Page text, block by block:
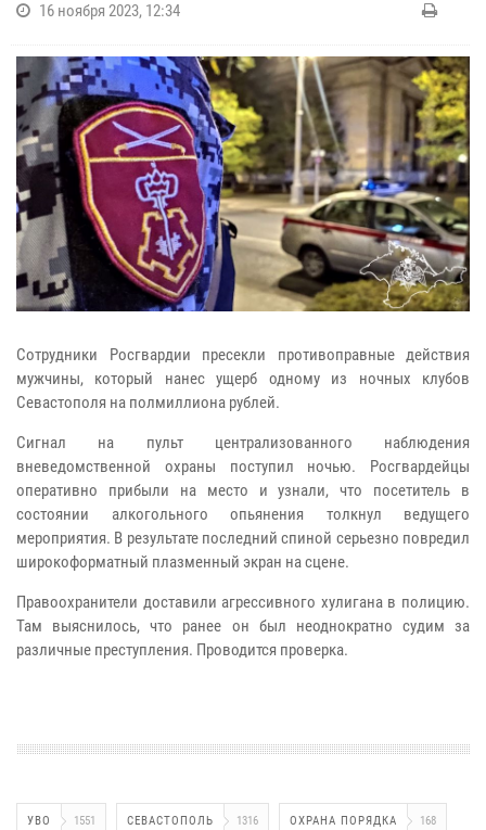
16 ноября 2023, 12:34
Сотрудники Росгвардии пресекли противоправные действия
мужчины, который нанес ущерб одному из ночных клубов
Севастополя на полмиллиона рублей.
Сигнал на пульт централизованного наблюдения
вневедомственной охраны поступил ночью. Росгвардейцы
оперативно прибыли на место и узнали, что посетитель в
состоянии алкогольного опьянения толкнул ведущего
мероприятия. В результате последний спиной серьезно повредил
широкоформатный плазменный экран на сцене.
Правоохранители доставили агрессивного хулигана в полицию.
Там выяснилось, что ранее он был неоднократно судим за
различные преступления. Проводится проверка.
УВО 1551 СЕВАСТОПОЛЬ 1316 ОХРАНА ПОРЯДКА 168